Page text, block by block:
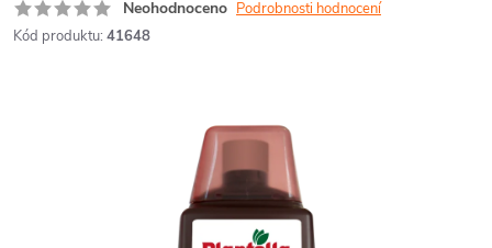
Neohodnoceno Podrobnosti hodnocení
Kód produktu: 41648